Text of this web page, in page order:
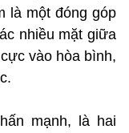
là một đóng góp
nhiều mặt giữa
vào hòa bình,
mạnh, là hai